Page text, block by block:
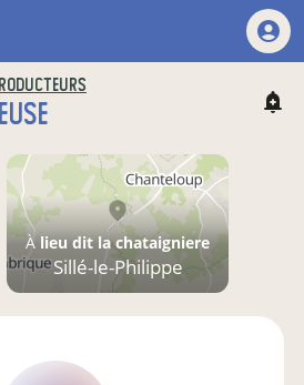
Àlieu dit la chataigniere
Sillé-le-Philippe